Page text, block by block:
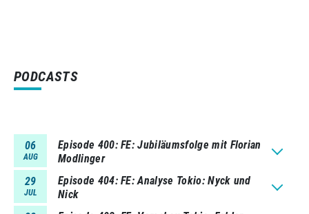
PODCASTS
06
AUG
Episode 400 FE: Jubiläumsfolge mit Florian
Modlinger
29
JUL
Episode 404 FE: Analyse Tokio: Nyck und
Nick